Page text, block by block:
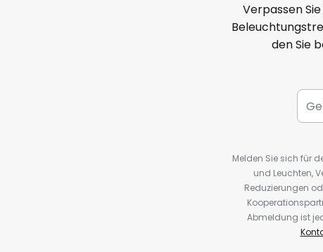
Verpassen
den Sie
Melden Sie sich für
und Leuchten,
Reduzierungen
Abmeldung ist